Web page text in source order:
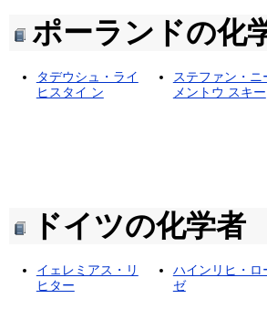
ポーランドの化
タデウシュ・ライ
ヒスタイ ン
ステファン・ニ
メントウ スキー
ドイツの化学者
イェレミアス・リ
ヒター
ハインリヒ・ロ
ゼ